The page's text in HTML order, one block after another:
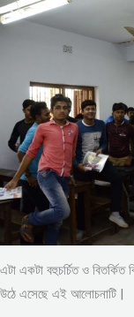
এটা একটা বহুচর্চিত ও
উঠে এসেছে এই আলোচনাটি |